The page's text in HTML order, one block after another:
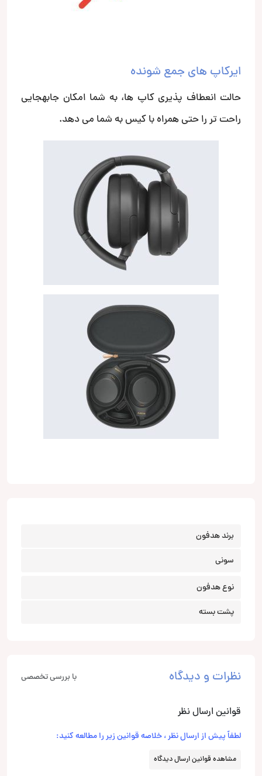
ایرکاپ های جمع شونده
حالت انعطاف پذیری کاپ ها، به شما امکان جابهجایی
راحت تر را حتی همراه با کیس به شما می دهد.
برند هدفون
سونی
نوع هدفون
پشت بسته
نظرات و دیدگاه با بررسی تخصصی
قوانین ارسال نظر
لطفاً پیش از ارسال نظر ، خلاصه قوانین زیر را مطالعه کنید:
مشاهده قوانین ارسال دیدگاه